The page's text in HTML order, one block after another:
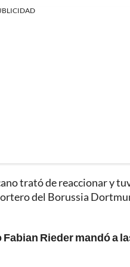
trató de reaccionar y
del Borussia
Rieder mandó a